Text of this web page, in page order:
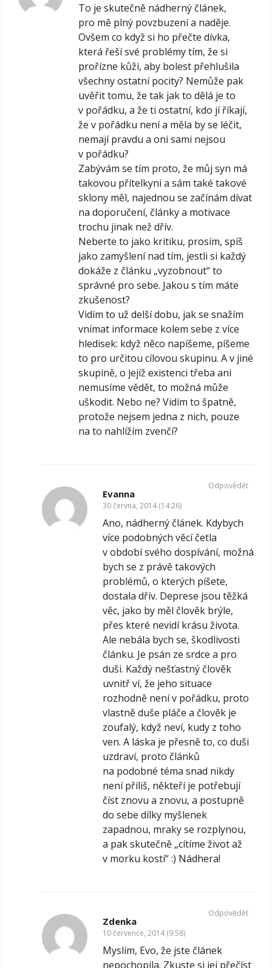
To je skutečně nádherný článek,
pro mě plný povzbuzení a naděje.
Ovšem co když si ho přečte dívka,
která řeší své problémy tím, že si
prořízne kůži, aby bolest přehlušila
všechny ostatní pocity? Nemůže pak
uvěřit tomu, že tak jak to dělá je to
v pořádku, a že ti ostatní, kdo jí říkají,
že v pořádku není a měla by se léčit,
nemají pravdu a oni sami nejsou
v pořádku?
Zabývám se tím proto, že můj syn má
takovou přítelkyni a sám také takové
sklony měl, najednou se začínám dívat
na doporučení, články a motivace
trochu jinak než dřív.
Neberte to jako kritiku, prosím, spíš
jako zamyšlení nad tím, jestli si každý
dokáže z článku „vyzobnout“ to
správné pro sebe. Jakou s tím máte
zkušenost?
Vidím to už delší dobu, jak se snažím
vnímat informace kolem sebe z více
hledisek: když něco napíšeme, píšeme
to pro určitou cílovou skupinu. A v jiné
skupině, o jejíž existenci třeba ani
nemusíme vědět, to možná může
uškodit. Nebo ne? Vidím to špatně,
protože nejsem jedna z nich, pouze
na to nahlížím zvenčí?
Evanna
30 června, 2014 (14:26)
Ano, nádherný článek. Kdybych
více podobných věcí četla
v období svého dospívání, možná
bych se z právě takových
problémů, o kterých píšete,
dostala dřív. Deprese jsou těžká
věc, jako by měl člověk brýle,
přes které nevidí krásu života.
Ale nebála bych se, škodlivosti
článku. Je psán ze srdce a pro
duši. Každý nešťastný člověk
uvnitř ví, že jeho situace
rozhodně není v pořádku, proto
vlastně duše pláče a člověk je
zoufalý, když neví, kudy z toho
ven. A láska je přesně to, co duši
uzdraví, proto článků
na podobné téma snad nikdy
není příliš, někteří je potřebují
číst znovu a znovu, a postupně
do sebe dílky myšlenek
zapadnou, mraky se rozplynou,
a pak skutečně „cítíme život až
v morku kostí“ :) Nádhera!
Odpovědět
Zdenka
10 července, 2014 (9:58)
Myslím, Evo, že jste článek
nepochopila. Zkuste si jej přečíst
Odpovědět